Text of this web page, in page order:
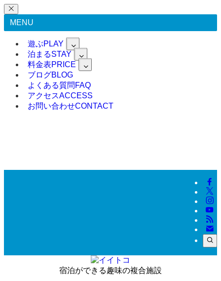
MENU
遊ぶPLAY
泊まるSTAY
料金表PRICE
ブログBLOG
よくある質問 FAQ
アクセスACCESS
お問い合わせCONTACT
宿泊ができる趣味の複合施設